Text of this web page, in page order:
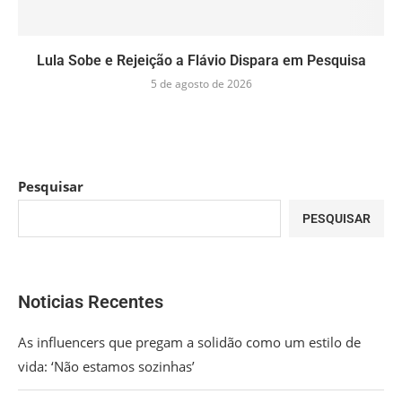
Lula Sobe e Rejeição a Flávio Dispara em Pesquisa
5 de agosto de 2026
Pesquisar
PESQUISAR
Noticias Recentes
As influencers que pregam a solidão como um estilo de
vida: ‘Não estamos sozinhas’